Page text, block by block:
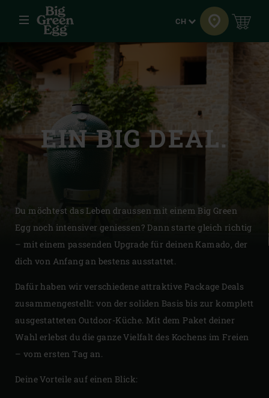
Menü Sprache
CH
EIN BIG DEAL.
Du möchtest das Leben draussen mit einem Big Green
Egg noch intensiver geniessen? Dann starte gleich richtig
– mit einem passenden Upgrade für deinen Kamado, der
dich von Anfang an bestens ausstattet.
Dafür haben wir verschiedene attraktive Package Deals
zusammengestellt: von der soliden Basis bis zur komplett
ausgestatteten Outdoor-Küche. Mit dem Paket deiner
Wahl erlebst du die ganze Vielfalt des Kochens im Freien
– vom ersten Tag an.
Deine Vorteile auf einen Blick: